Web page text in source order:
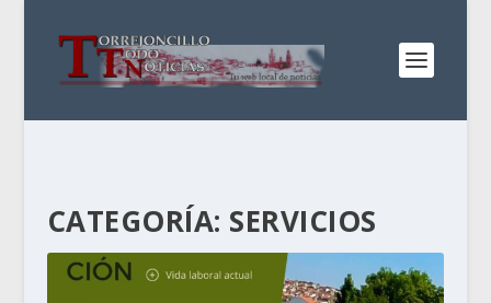
CATEGORÍA: SERVICIOS